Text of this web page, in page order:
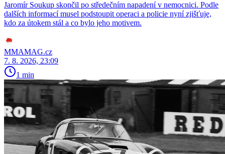
Jaromír Soukup skončil po středečním napadení v nemocnici. Podle
dalších informací musel podstoupit operaci a policie nyní zjišťuje,
kdo za útokem stál a co bylo jeho motivem.
MMAMAG.cz
7. 8. 2026, 23:09
1 min